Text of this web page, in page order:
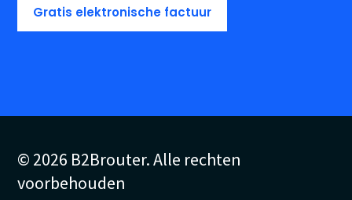
Gratis elektronische factuur
© 2026 B2Brouter. Alle rechten
voorbehouden